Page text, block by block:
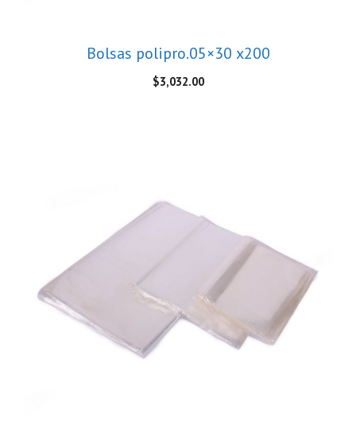
Bolsas polipro.05×30 x200
$3,032.00